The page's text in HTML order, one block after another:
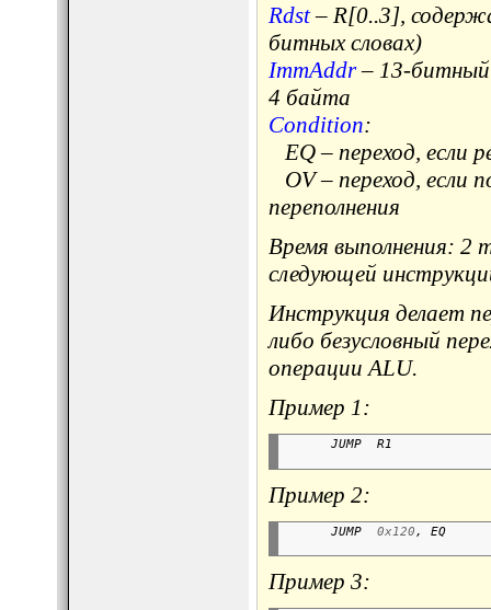
Rdst– R[0..3],
битных словах)
ImmAddr– 13-битный
4 байта
Condition:
EQ – переход, если
OV – переход, если
переполнения
Время выполнения: 2
следующей
Инструкция делает
либо безусловный
операции ALU.
Пример 1:
JUMP
Пример 2:
      JUMP
0x120,
Пример 3: